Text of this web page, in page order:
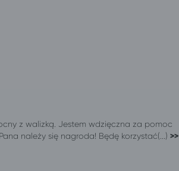
z walizką. Jestem wdzięczna za pomoc
należy się nagroda! Będę korzystać(...) >>